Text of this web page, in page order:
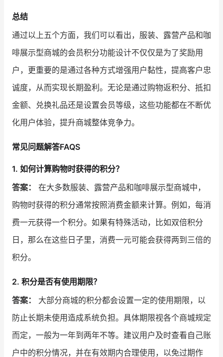
总结
通过以上五个方面，我们可以看出，服装、露营产品和咖
啡展示型商城的会员积分功能设计不仅仅是为了奖励用
户，更重要的是通过各种方式增强用户黏性，提高客户忠
诚度，从而实现长期盈利。无论是通过购物返积分、抵扣
金额、兑换礼品还是设置会员等级，这些功能都在不断优
化用户体验，提升商城整体竞争力。
常见问题解答FAQS
1. 如何计算购物时获得的积分？
答案：
在大多数服装、露营产品和咖啡展示型商城中，
购物时获得的积分通常按照消费金额来计算。例如，每消
费一元获得一个积分。如果有特殊活动，比如双倍积分
日，那么在这些日子里，消费一元可能会获得两到三倍的
积分。
2. 积分是否有使用期限？
答案：
大部分商城的积分都会设置一定的使用期限，以
防止长期未使用造成系统负担。具体期限视各个商城规定
而定，一般为一年到两年不等。建议用户及时查看自己账
户中的积分情况，并在有效期内合理使用，以免过期作